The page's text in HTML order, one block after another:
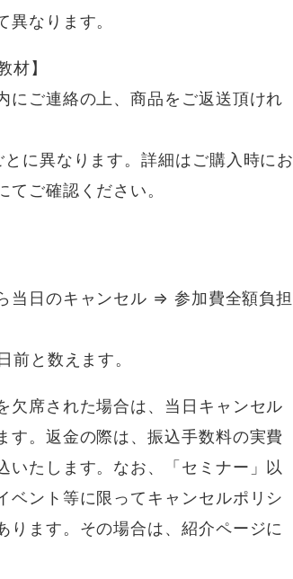
異なります。
材】
にご連絡の上、商品をご返送頂けれ
に異なります。詳細はご購入時にお
てご確認ください。
当日のキャンセル ⇒ 参加費全額負担
前と数えます。
欠席された場合は、当日キャンセル
す。返金の際は、振込手数料の実費
いたします。なお、「セミナー」以
ベント等に限ってキャンセルポリシ
ります。その場合は、紹介ページに